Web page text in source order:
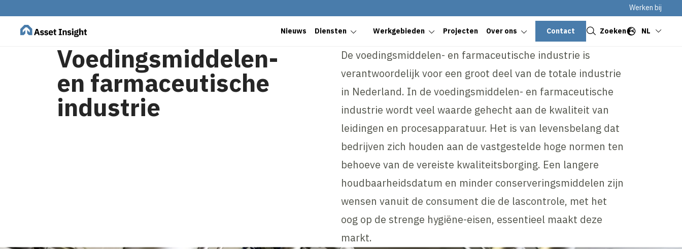
Werken bij
Nieuws Diensten Werkgebieden Projecten Over ons Contact NL
Zoeken
Voedingsmiddelen-
en farmaceutische
industrie
De voedingsmiddelen- en farmaceutische industrie is
verantwoordelijk voor een groot deel van de totale industrie
in Nederland. In de voedingsmiddelen- en farmaceutische
industrie wordt veel waarde gehecht aan de kwaliteit van
leidingen en procesapparatuur. Het is van levensbelang dat
bedrijven zich houden aan de vastgestelde hoge normen ten
behoeve van de vereiste kwaliteitsborging. Een langere
houdbaarheidsdatum en minder conserveringsmiddelen zijn
wensen vanuit de consument die de lascontrole, met het
oog op de strenge hygiëne-eisen, essentieel maakt deze
markt.
Sluiten